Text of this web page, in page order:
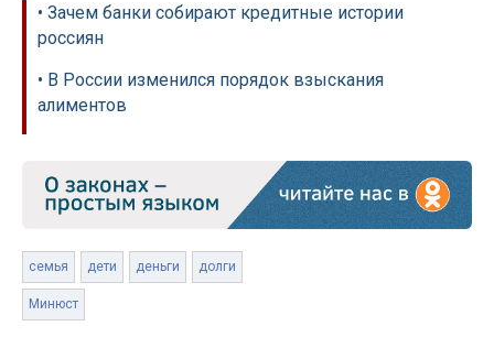
• Зачем банки собирают кредитные истории
россиян
• В России изменился порядок взыскания
алиментов
семья дети деньги долги
Минюст